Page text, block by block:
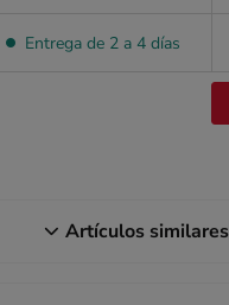
Entrega de 2 a 4 días
Artículos similares